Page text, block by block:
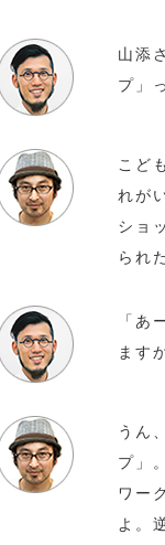
山添
プ」
こど
れが
ショ
られ
「あ
ます
うん
プ」
ワー
よ。